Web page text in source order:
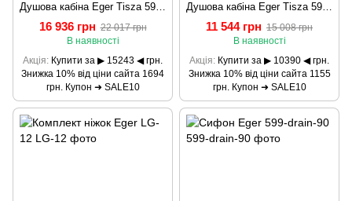
Душова кабіна Eger Tisza 599-020
16 936 грн 22 017 грн
В наявності
Акція Купити за ▶ 15243 ◀ грн.
Знижка 10% від ціни сайта 1694
грн. Купон ➜ SALE10
Душова кабіна Eger Tisza 599-020/1
11 544 грн 15 008 грн
В наявності
Акція Купити за ▶ 10390 ◀ грн.
Знижка 10% від ціни сайта 1155
грн. Купон ➜ SALE10